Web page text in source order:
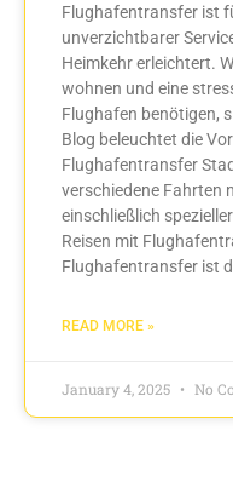
Flughafentransfer ist
unverzichtbarer
Heimkehr erleichtert.
wohnen und eine
Flughafen benötigen,
Blog beleuchtet die
Flughafentransfer
verschiedene Fahrten
einschließlich
Reisen mit
Flughafentransfer ist
READ MORE »
January 4, 2025 No